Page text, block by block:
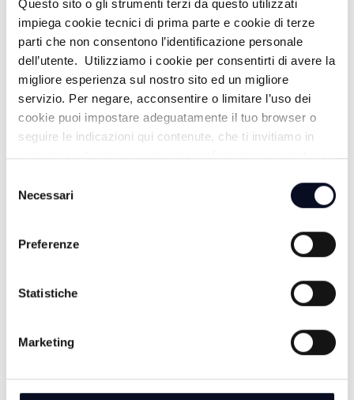
Questo sito o gli strumenti terzi da questo utilizzati
impiega cookie tecnici di prima parte e cookie di terze
parti che non consentono l’identificazione personale
dell’utente. Utilizziamo i cookie per consentirti di avere la
migliore esperienza sul nostro sito ed un migliore
servizio. Per negare, acconsentire o limitare l’uso dei
cookie puoi impostare adeguatamente il tuo browser o
seguire le indicazioni qui contenute, che ti invitiamo in
ogni caso a leggere per maggiori informazioni in materia
delNecessari
Preferenze
Statistiche
Marketing
BOLOGNA: Fakir, tornano in servizio i due agenti
della Polizia
CERVIA: Svolta nel caso Musiani, il sindaco ringrazia i
Carabinieri